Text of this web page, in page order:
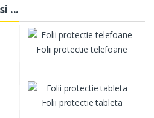
...
Folii protectie telefoane
Folii protectie tableta